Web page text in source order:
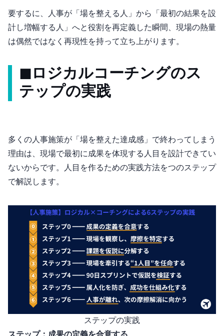
要するに、人事が「場を整える人」から「最初の結果を設
計し増幅する人」へと役割を再定義した瞬間、現場の熱量
は偶然ではなく再現性を持って立ち上がります。
◼︎ロジカル×コーチングの6ス
テップの実践
多くの人事施策が「場を整えた達成感」で終わってしまう
理由は、現場で最初に成果を体現する“1人目”を設計できてい
ないからです。”1人目”を作るための実践方法を6つのステップ
で解説します。
6ステップの実践